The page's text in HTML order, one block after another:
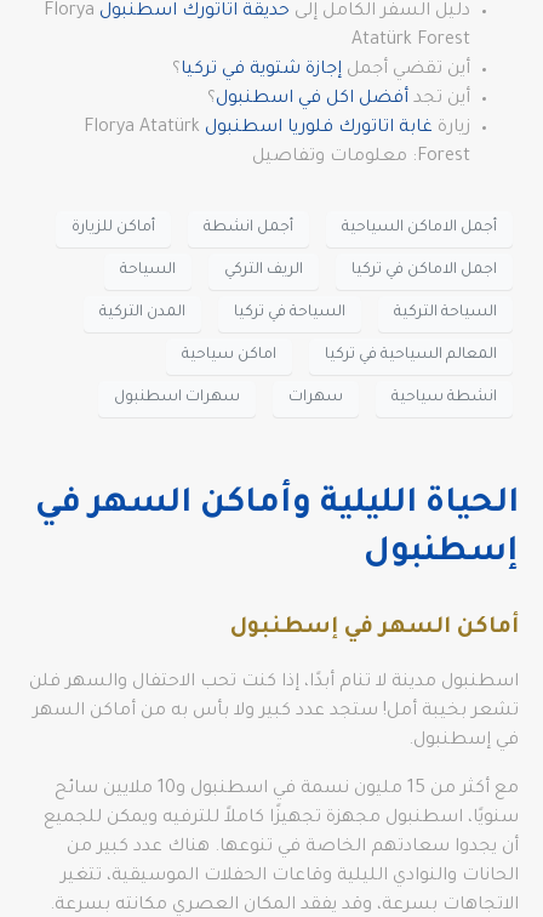
دليل السفر الكامل إلى حديقة اتاتورك اسطنبول Florya
Atatürk Forest
أين تقضي أجمل إجازة شتوية في تركيا؟
أين تجد أفضل اكل في اسطنبول؟
زيارة غابة اتاتورك فلوريا اسطنبول Florya Atatürk
Forest: معلومات وتفاصيل
أجمل الاماكن السياحية أجمل انشطة أماكن للزيارة
اجمل الاماكن في تركيا الريف التركي السياحة
السياحة التركية السياحة في تركيا المدن التركية
المعالم السياحية في تركيا اماكن سياحية
انشطة سياحية سهرات سهرات اسطنبول
الحياة الليلية وأماكن السهر في
إسطنبول
أماكن السهر في إسطنبول
اسطنبول مدينة لا تنام أبدًا، إذا كنت تحب الاحتفال والسهر فلن
تشعر بخيبة أمل! ستجد عدد كبير ولا بأس به من أماكن السهر
في إسطنبول.
مع أكثر من 15 مليون نسمة في اسطنبول و10 ملايين سائح
سنويًا، اسطنبول مجهزة تجهيزًا كاملاً للترفيه ويمكن للجميع
أن يجدوا سعادتهم الخاصة في تنوعها. هناك عدد كبير من
الحانات والنوادي الليلية وقاعات الحفلات الموسيقية، تتغير
الاتجاهات بسرعة، وقد يفقد المكان العصري مكانته بسرعة.